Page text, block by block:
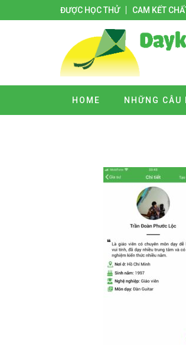
ĐƯỢC HỌC THỬ CAM KẾT
HOME NHỮNG CÂU